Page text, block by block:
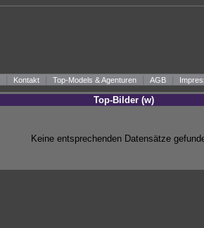
| Kontakt| Top-Models & Agenturen| AGB|
Top-Bilder (w)
Keine entsprechenden Datensätze